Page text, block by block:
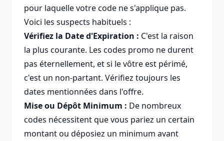
pour laquelle votre code ne s'applique pas.
Voici les suspects habituels :
Vérifiez la Date d'Expiration : C'est la raison
la plus courante. Les codes promo ne durent
pas éternellement, et si le vôtre est périmé,
c'est un non-partant. Vérifiez toujours les
dates mentionnées dans l'offre.
Mise ou Dépôt Minimum : De nombreux
codes nécessitent que vous pariez un certain
montant ou déposiez un minimum avant